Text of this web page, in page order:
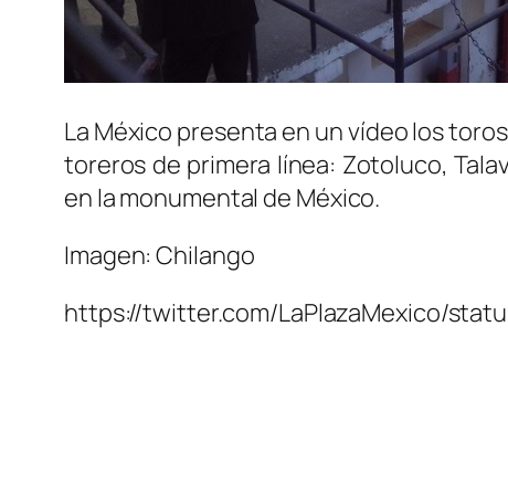
La México presenta en un vídeo los
toreros de primera línea: Zotoluco,
en la monumental de México.
Imagen: Chilango
https://twitter.com/LaPlazaMexico/